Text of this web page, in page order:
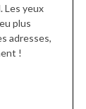
Les yeux
plus
adresses,
!